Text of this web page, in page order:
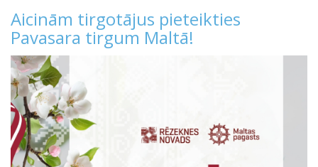
Aicinām tirgotājus pieteikties
Pavasara tirgum Maltā!